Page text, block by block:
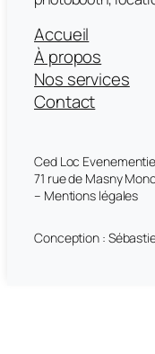
Accueil
À propos
Nos services
Contact
Ced Loc
71 rue de Masny
– Mentions légales
Conception :